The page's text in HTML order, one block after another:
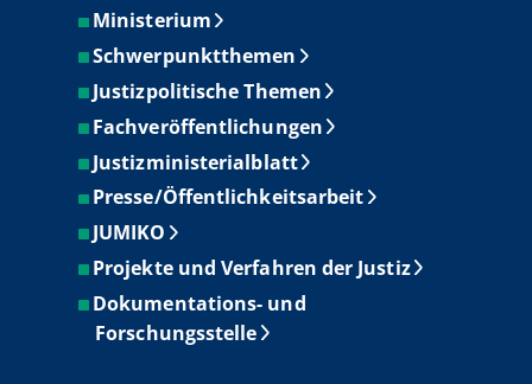
Ministerium
Schwerpunktthemen
Justizpolitische Themen
Fachveröffentlichungen
Justizministerialblatt
Presse/Öffentlichkeitsarbeit
JUMIKO
Projekte und Verfahren der Justiz
Dokumentations- und
Forschungsstelle